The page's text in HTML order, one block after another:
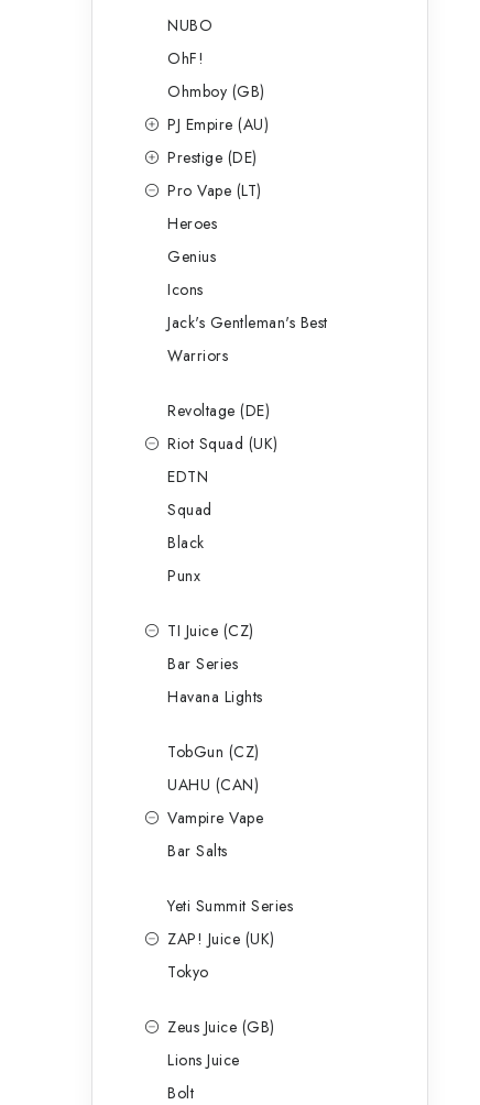
NUBO
OhF!
Ohmboy (GB)
PJ Empire (AU)
Prestige (DE)
Pro Vape (LT)
Heroes
Genius
Icons
Jack's Gentleman's Best
Warriors
Revoltage (DE)
Riot Squad (UK)
EDTN
Squad
Black
Punx
TI Juice (CZ)
Bar Series
Havana Lights
TobGun (CZ)
UAHU (CAN)
Vampire Vape
Bar Salts
Yeti Summit Series
ZAP! Juice (UK)
Tokyo
Zeus Juice (GB)
Lions Juice
Bolt